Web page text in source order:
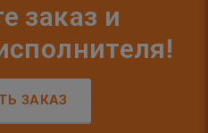
заказ и
ЗАКАЗ